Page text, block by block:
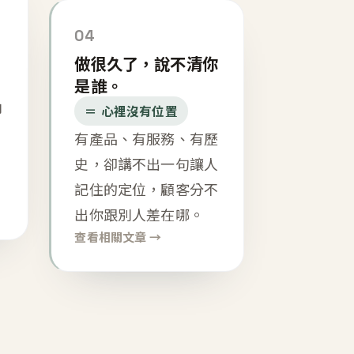
04
做很久了，說不清你
是誰。
＝ 心裡沒有位置
有產品、有服務、有歷
史，卻講不出一句讓人
記住的定位，顧客分不
出你跟別人差在哪。
查看相關文章 →